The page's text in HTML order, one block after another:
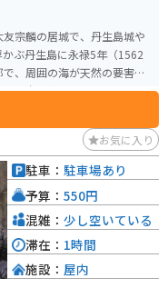
宗麟の居城で、丹生島城や
ぶ丹生島に永禄5年（1562
、周囲の海が天然の要害と
代にわたり居城とし、臼杵
）に城は廃城と決定され取
在していたとされていま
は2つの櫓、書院の庭園の一
なっています。公園は約100
、春にはその美しさが特に堪
造りの卯寅口門脇櫓が現存
お気に入り
駐車： 駐車場あり
予算： 550円
混雑： 少し空いている
滞在： 1時間
施設： 屋内